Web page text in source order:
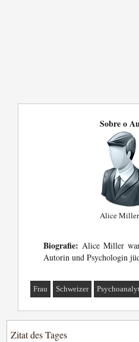
Sobre o
Alice Miller
Biografie: Alice Miller war
Autorin und Psychologin
Frau Schweizer
Zitat des Tages